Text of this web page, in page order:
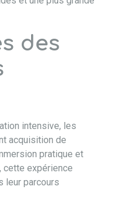
des
intensive, les
acquisition de
pratique et
cette expérience
leur parcours